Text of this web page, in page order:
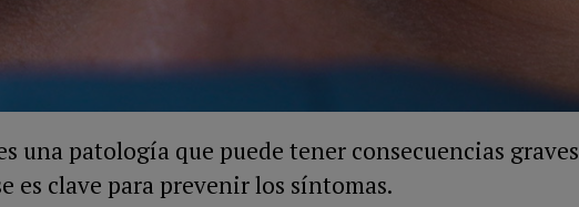
una patología que puede tener consecuencias graves
es clave para prevenir los síntomas.